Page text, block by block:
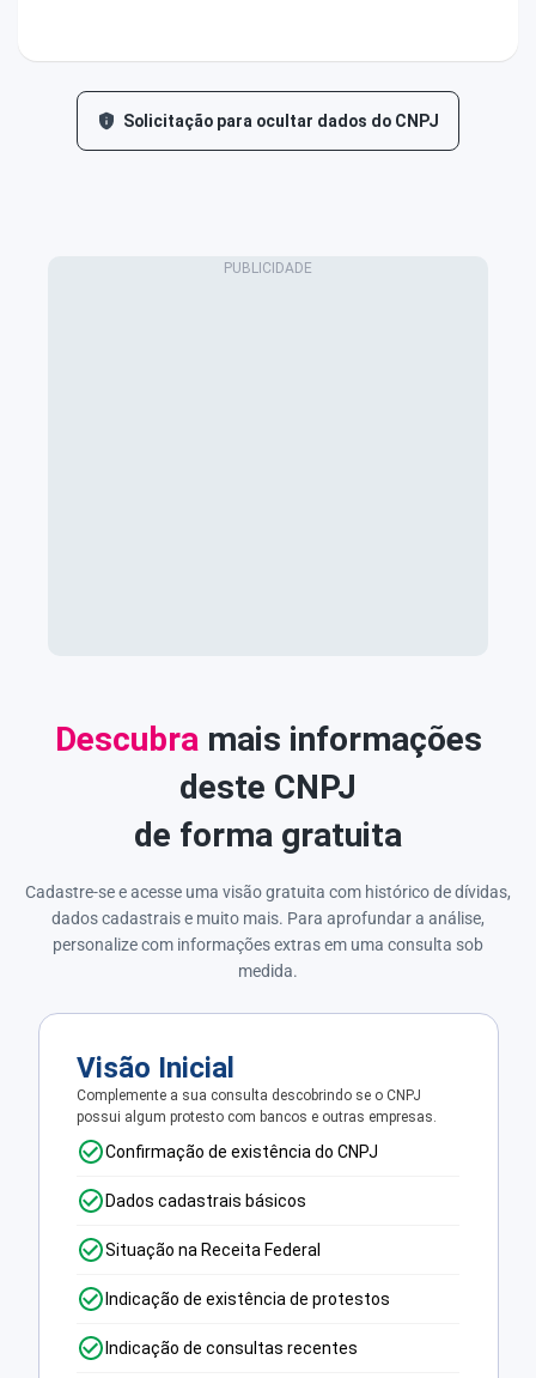
Solicitação para ocultar dados do CNPJ
Descubra mais informações
deste CNPJ
de forma gratuita
Cadastre-se e acesse uma visão gratuita com histórico de dívidas,
dados cadastrais e muito mais. Para aprofundar a análise,
personalize com informações extras em uma consulta sob
medida.
Visão Inicial
Complemente a sua consulta descobrindo se o CNPJ
possui algum protesto com bancos e outras empresas.
Confirmação de existência do CNPJ
Dados cadastrais básicos
Situação na Receita Federal
Indicação de existência de protestos
Indicação de consultas recentes